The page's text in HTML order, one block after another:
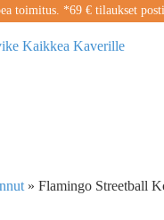
toimitus. *69 € tilaukset
»Flamingo Streetball